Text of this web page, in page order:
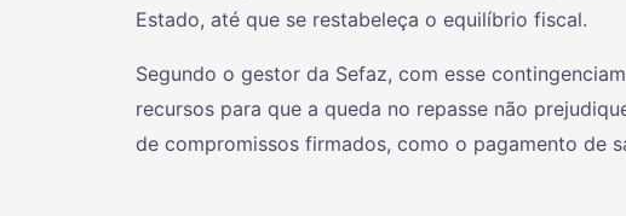
Estado, até que se restabeleça o equilíbrio fiscal.
Segundo o gestor da Sefaz, com esse
recursos para que a queda no repasse não
de compromissos firmados, como o pagamento de